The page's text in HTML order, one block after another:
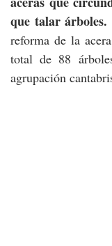
que talar árboles.
reforma de la
total de 88
agrupación